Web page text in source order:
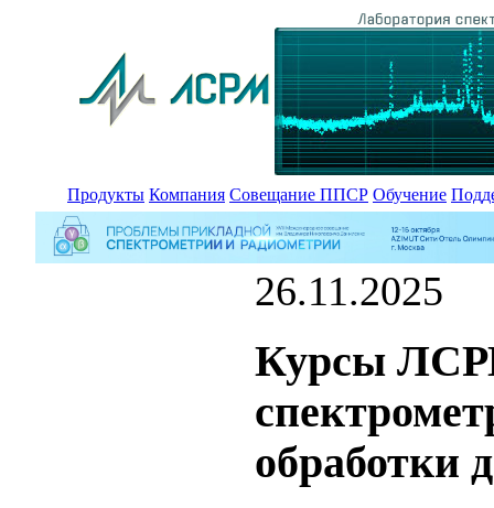
Продукты Компания Совещание ППСР Обучение
26.11.2025
Курсы
обработки